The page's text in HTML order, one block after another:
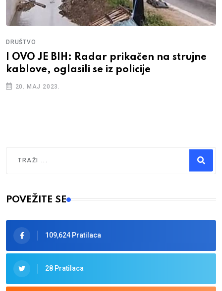
DRUŠTVO
I OVO JE BIH: Radar prikačen na strujne
kablove, oglasili se iz policije
20. MAJ 2023.
Type 2 or more characters for results.
POVEŽITE SE
109,624 Pratilaca
28 Pratilaca